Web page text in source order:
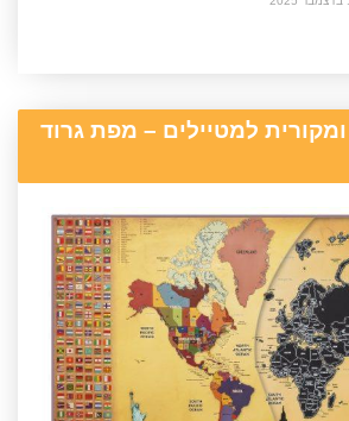
למטיילים – מפת גרוד